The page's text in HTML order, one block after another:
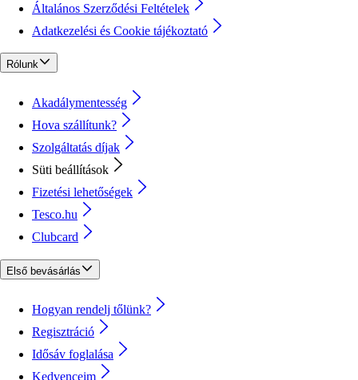
Általános Szerződési Feltételek
Adatkezelési és Cookie tájékoztató
Rólunk
Akadálymentesség
Hova szállítunk?
Szolgáltatás díjak
Süti beállítások
Fizetési lehetőségek
Tesco.hu
Clubcard
Első bevásárlás
Hogyan rendelj tőlünk?
Regisztráció
Idősáv foglalása
Kedvenceim